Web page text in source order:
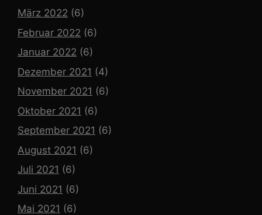
März 2022 (6)
Februar 2022 (6)
Januar 2022 (6)
Dezember 2021 (4)
November 2021 (6)
Oktober 2021 (6)
September 2021 (6)
August 2021 (6)
Juli 2021 (6)
Juni 2021 (6)
Mai 2021 (6)